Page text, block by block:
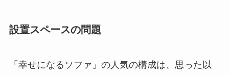
設置スペースの問題
「幸せになるソファ」の人気の構成は、思った以